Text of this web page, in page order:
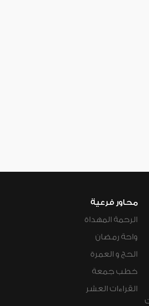
محاور فرعية
الرحمة المهداة
واحة رمضان
الحج و العمرة
خطب جمعة
القراءات العشر